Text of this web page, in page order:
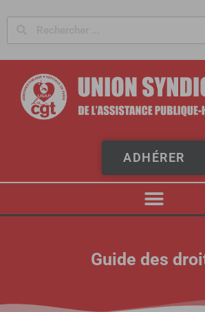
ADHÉRER
Guide des